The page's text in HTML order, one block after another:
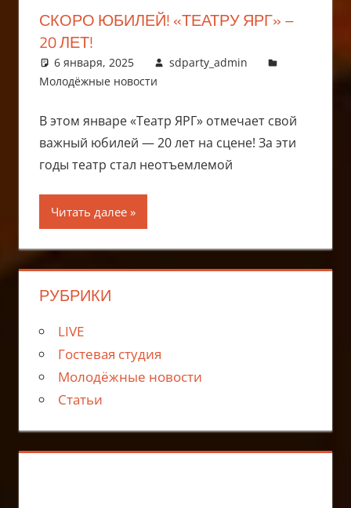
СКОРО ЮБИЛЕЙ! «ТЕАТРУ ЯРГ» –
20 ЛЕТ!
6 января, 2025
sdparty_admin
Молодёжные новости
В этом январе «Театр ЯРГ» отмечает свой
важный юбилей — 20 лет на сцене! За эти
годы театр стал неотъемлемой
Читать далее
РУБРИКИ
LIVE
Гостевая студия
Молодёжные новости
Статьи